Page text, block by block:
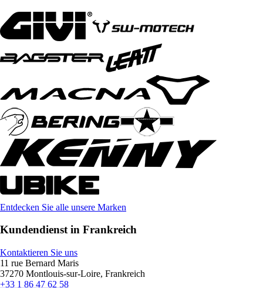
Entdecken Sie alle unsere Marken
Kundendienst in Frankreich
Kontaktieren Sie uns
11 rue Bernard Maris
37270 Montlouis-sur-Loire, Frankreich
+33 1 86 47 62 58